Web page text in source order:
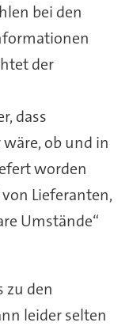
bei den
der
dass
ob und in
worden
Lieferanten,
Umstände“
zu den
leider selten